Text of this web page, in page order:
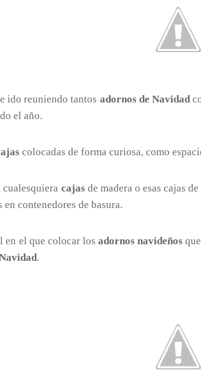
ido reuniendo tantos adornos de Navidad
el año.
colocadas de forma curiosa, como
cualesquiera cajas de madera o esas cajas
contenedores de basura.
en el que colocar los adornos navideños
.